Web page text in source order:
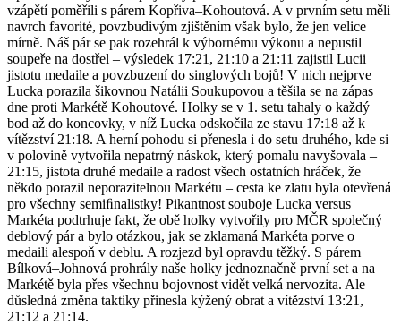
vzápětí poměřili s párem Kopřiva–Kohoutová. A v prvním setu měli
navrch favorité, povzbudivým zjištěním však bylo, že jen velice
mírně. Náš pár se pak rozehrál k výbornému výkonu a nepustil
soupeře na dostřel – výsledek 17:21, 21:10 a 21:11 zajistil Lucii
jistotu medaile a povzbuzení do singlových bojů! V nich nejprve
Lucka porazila šikovnou Natálii Soukupovou a těšila se na zápas
dne proti Markétě Kohoutové. Holky se v 1. setu tahaly o každý
bod až do koncovky, v níž Lucka odskočila ze stavu 17:18 až k
vítězství 21:18. A herní pohodu si přenesla i do setu druhého, kde si
v polovině vytvořila nepatrný náskok, který pomalu navyšovala –
21:15, jistota druhé medaile a radost všech ostatních hráček, že
někdo porazil neporazitelnou Markétu – cesta ke zlatu byla otevřená
pro všechny semiﬁnalistky! Pikantnost souboje Lucka versus
Markéta podtrhuje fakt, že obě holky vytvořily pro MČR společný
deblový pár a bylo otázkou, jak se zklamaná Markéta porve o
medaili alespoň v deblu. A rozjezd byl opravdu těžký. S párem
Bílková–Johnová prohrály naše holky jednoznačně první set a na
Markétě byla přes všechnu bojovnost vidět velká nervozita. Ale
důsledná změna taktiky přinesla kýžený obrat a vítězství 13:21,
21:12 a 21:14.